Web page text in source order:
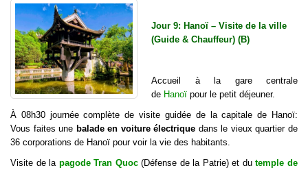
Jour 9: Hanoï – Visite de la ville
(Guide & Chauffeur) (B)
Accueil à la gare centrale
de Hanoï pour le petit déjeuner.
À 08h30 journée complète de visite guidée de la capitale de Hanoï:
Vous faites une balade en voiture électrique dans le vieux quartier de
36 corporations de Hanoï pour voir la vie des habitants.
Visite de la pagode Tran Quoc(Défense de la Patrie) et du temple de